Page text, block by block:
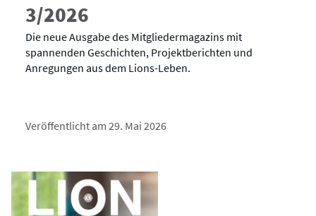
3/2026
Die neue Ausgabe des Mitgliedermagazins mit
spannenden Geschichten, Projektberichten und
Anregungen aus dem Lions-Leben.
Veröffentlicht am 29. Mai 2026